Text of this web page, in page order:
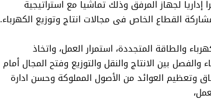
لجهاز المرفق وذلك تماشيا مع استراتيجية
القطاع الخاص فى مجالات انتاج وتوزيع الكهرباء.
والطاقة المتجددة، استمرار العمل، واتخاذ
والفصل بين الانتاج والنقل والتوزيع وفتح المجال أمام
وتعظيم العوائد من الأصول المملوكة وحسن ادارة